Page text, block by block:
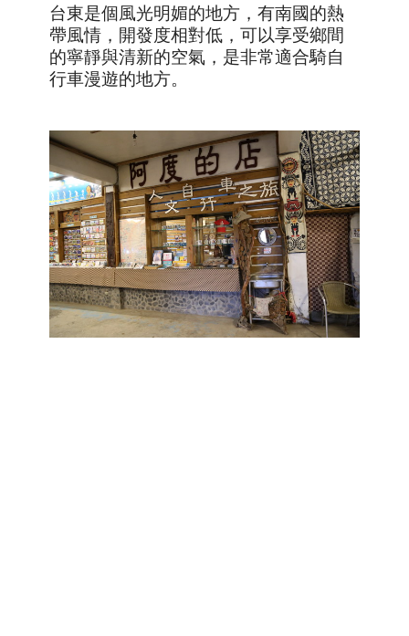
台東是個風光明媚的地方，有南國的熱
帶風情，開發度相對低，可以享受鄉間
的寧靜與清新的空氣，是非常適合騎自
行車漫遊的地方。